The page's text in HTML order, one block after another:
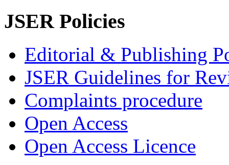
JSER Policies
Editorial & Publishing
JSER Guidelines for
Complaints procedure
Open Access
Open Access Licence